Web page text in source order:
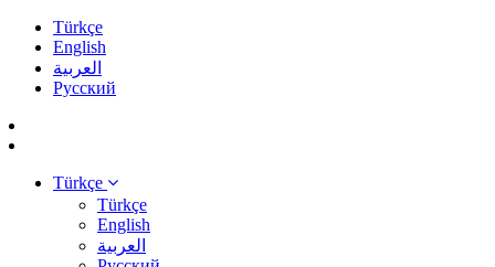
Türkçe
English
العربية
Pусский
Türkçe
Türkçe
English
العربية